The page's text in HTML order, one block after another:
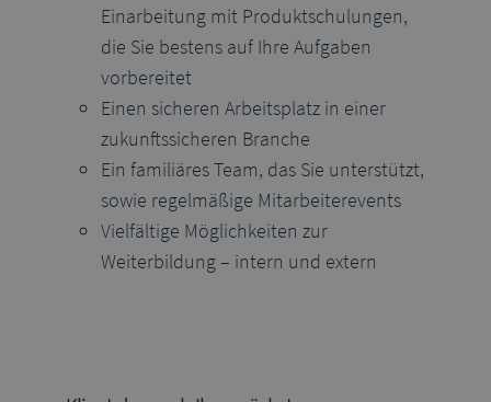
Einarbeitung mit Produktschulungen,
die Sie bestens auf Ihre Aufgaben
vorbereitet
Einen sicheren Arbeitsplatz in einer
zukunftssicheren Branche
Ein familiäres Team, das Sie unterstützt,
sowie regelmäßige Mitarbeiterevents
Vielfältige Möglichkeiten zur
Weiterbildung – intern und extern